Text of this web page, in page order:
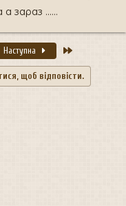
зараз ......
Наступна
щоб відповісти.